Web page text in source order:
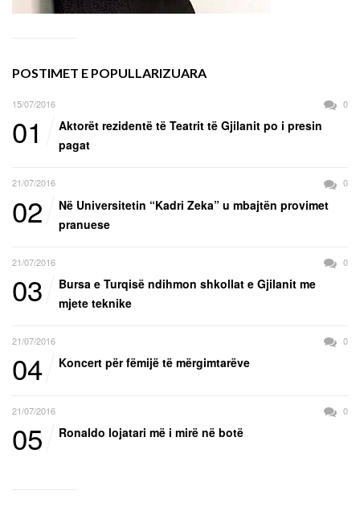
POSTIMET E POPULLARIZUARA
15/07/2016 0
01
Aktorët rezidentë të Teatrit të Gjilanit po i presin
pagat
21/07/2016 0
02
Në Universitetin “Kadri Zeka” u mbajtën provimet
pranuese
21/07/2016 0
03
Bursa e Turqisë ndihmon shkollat e Gjilanit me
mjete teknike
21/07/2016 0
04 Koncert për fëmijë të mërgimtarëve
21/07/2016 0
05 Ronaldo lojatari më i mirë në botë